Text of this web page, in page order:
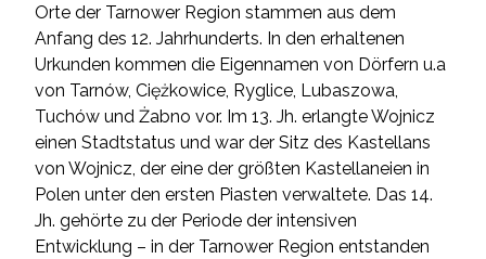
Orte der Tarnower Region stammen aus dem
Anfang des 12. Jahrhunderts. In den erhaltenen
Urkunden kommen die Eigennamen von Dörfern u.a
von Tarnów, Ciężkowice, Ryglice, Lubaszowa,
Tuchów und Żabno vor. Im 13. Jh. erlangte Wojnicz
einen Stadtstatus und war der Sitz des Kastellans
von Wojnicz, der eine der größten Kastellaneien in
Polen unter den ersten Piasten verwaltete. Das 14.
Jh. gehörte zu der Periode der intensiven
Entwicklung – in der Tarnower Region entstanden